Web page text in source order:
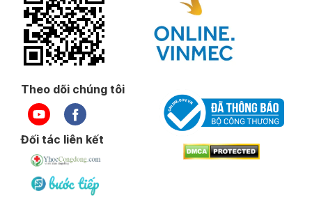
Theo dõi chúng tôi
Đối tác liên kết